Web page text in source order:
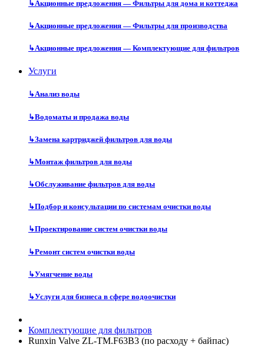
↳Акционные предложения — Фильтры для дома и коттеджа
↳Акционные предложения — Фильтры для производства
↳Акционные предложения — Комплектующие для фильтров
Услуги
↳Анализ воды
↳Водоматы и продажа воды
↳Замена картриджей фильтров для воды
↳Монтаж фильтров для воды
↳Обслуживание фильтров для воды
↳Подбор и консультации по системам очистки воды
↳Проектирование систем очистки воды
↳Ремонт систем очистки воды
↳Умягчение воды
↳Услуги для бизнеса в сфере водоочистки
Комплектующие для фильтров
Runxin Valve ZL-TM.F63B3 (по расходу + байпас)